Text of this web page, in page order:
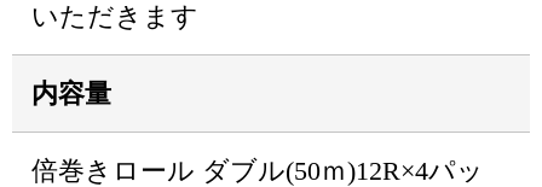
いただきます
内容量
倍巻きロール ダブル(50ｍ)12R×4パッ